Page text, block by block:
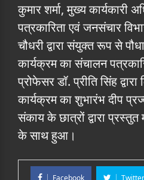
कुमार शर्मा, मुख्य कार्यकारी
पत्रकारिता एवं जनसंचार
चौधरी द्वारा संयुक्त रूप से
कार्यक्रम का संचालन
प्रोफेसर डॉ. प्रीति सिंह
कार्यक्रम का शुभारंभ दीप
संकाय के छात्रों द्वारा
के साथ हुआ।
Facebook Twitter